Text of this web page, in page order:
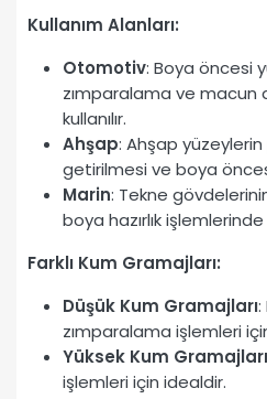
Kullanım Alanları:
Otomotiv: Boya öncesi
zımparalama ve
kullanılır.
Ahşap: Ahşap
getirilmesi ve boya
Marin: Tekne
boya hazırlık
Farklı Kum Gramajları:
Düşük Kum Gramajları:
zımparalama işlemleri
Yüksek Kum Gramajları
işlemleri için idealdir.